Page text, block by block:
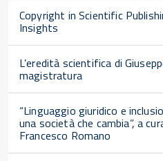
Copyright in Scientific
Insights
L’eredità scientifica di
magistratura
“Linguaggio giuridico e
una società che cambia”, a
Francesco Romano